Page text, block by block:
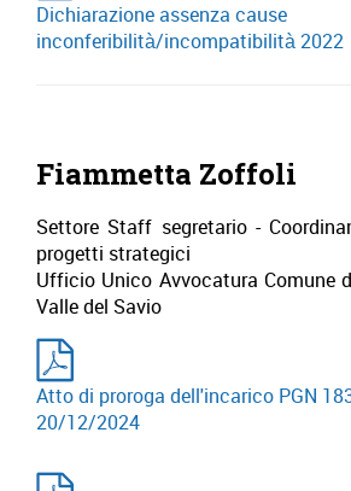
Dichiarazione assenza cause
inconferibilità/incompatibilità 2022
Fiammetta Zoffoli
Settore Staff segretario -
progetti strategici
Ufficio Unico Avvocatura Comune
Valle del Savio
Atto di proroga dell'incarico PGN
20/12/2024